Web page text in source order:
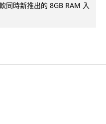
同時新推出的 8GB RAM 入